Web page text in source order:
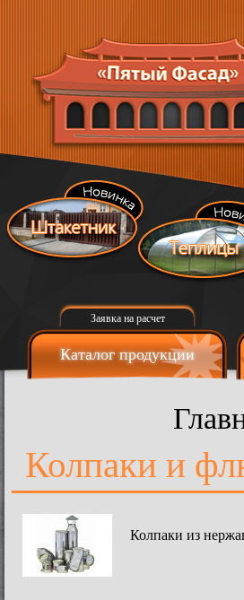
Заявка на расчет
Каталог продукции
Колпаки и
Колпаки из